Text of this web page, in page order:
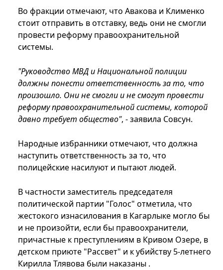
Во фракции отмечают, что Авакова и Клименко
стоит отправить в отставку, ведь они не смогли
провести реформу правоохранительной
системы.
"Руководство МВД и Национальной полиции
должны понести ответственность за то, что
произошло. Они не смогли и не смогут провести
реформу правоохранительной системы, которой
давно требует общество", - заявила Совсун.
Народные избранники отмечают, что должна
наступить ответственность за то, что
полицейские насилуют и пытают людей.
В частности заместитель председателя
политической партии "Голос" отметила, что
жестокого изнасилования в Кагарлыке могло бы
и не произойти, если бы правоохранители,
причастные к преступлениям в Кривом Озере, в
детском приюте "Рассвет" и к убийству 5-летнего
Кирилла Тлявова были наказаны .